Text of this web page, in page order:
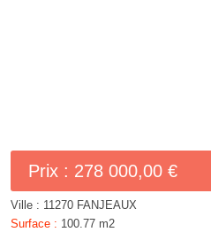
Prix : 278 000,00 €
Ville : 11270 FANJEAUX
Surface : 100.77 m2